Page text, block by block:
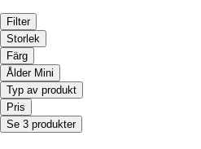
Filter
Storlek
Färg
Ålder Mini
Typ av produkt
Pris
Se 3 produkter